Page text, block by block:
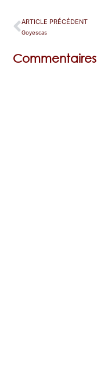
ARTICLE PRÉCÉDENT
Goyescas
Commentaires